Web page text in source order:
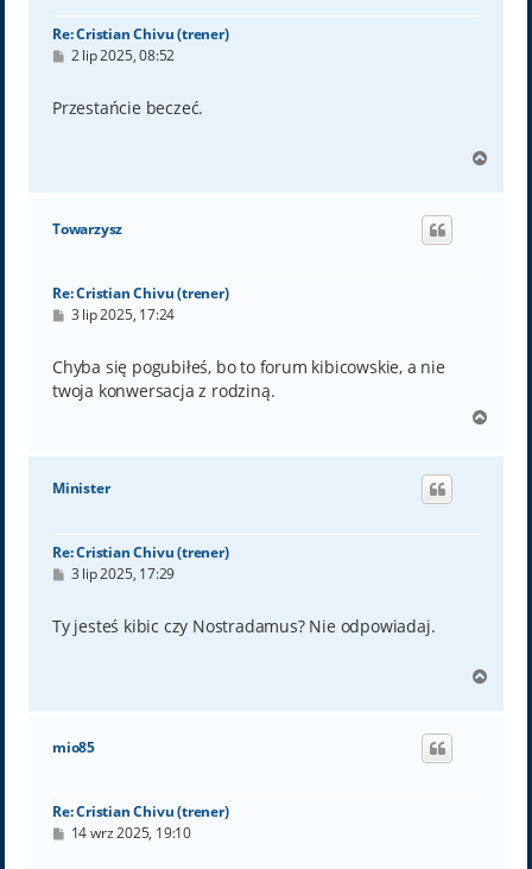
Re: Cristian Chivu (trener)
P
t
2 lip 2025, 08:52
Przestańcie beczeć.
g
Towarzysz
Re: Cristian Chivu (trener)
P
t
3 lip 2025, 17:24
Chyba się pogubiłeś, bo to forum kibicowskie, a nie
twoja konwersacja z rodziną.
g
Minister
Re: Cristian Chivu (trener)
P
t
3 lip 2025, 17:29
Ty jesteś kibic czy Nostradamus? Nie odpowiadaj.
g
mio85
Re: Cristian Chivu (trener)
P14 wrz 2025, 19:10